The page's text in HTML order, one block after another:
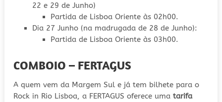
22 e 29 de Junho)
Partida de Lisboa Oriente às 02h00.
Dia 27 Junho (na madrugada de 28 de Junho):
Partida de Lisboa Oriente às 03h00.
COMBOIO – FERTAGUS
A quem vem da Margem Sul e já tem bilhete para o
Rock in Rio Lisboa, a FERTAGUS oferece uma tarifa